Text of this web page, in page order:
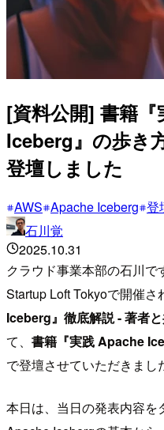
[資料公開] 書籍
Iceberg』の歩き
登壇しました
AWS Apache Iceberg 登
石川覚
2025.10.31
クラウド事業本部の石川
Startup Loft Tokyoで開催さ
Iceberg』徹底解説 - 著者
て、 書籍『実践 Apache
で登壇させていただきまし
本日は、当日の発表内容を